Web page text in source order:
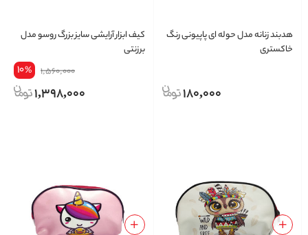
هدبند زنانه مدل حوله ای پاپیونی رنگ
خاکستری
180,000
کیف ابزار آرایشی سایز بزرگ روسو مدل
برزنتی
1,560,000
10%
1,398,000